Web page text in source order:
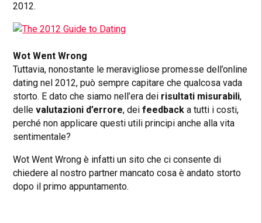
2012.
Wot Went Wrong
Tuttavia, nonostante le meravigliose promesse dell’online
dating nel 2012, può sempre capitare che qualcosa vada
storto. E dato che siamo nell’era dei risultati misurabili,
dellevalutazioni d’errore, deifeedback a tutti i costi,
perché non applicare questi utili principi anche alla vita
sentimentale?
Wot Went Wrong è infatti un sito che ci consente di
chiedere al nostro partner mancato cosa è andato storto
dopo il primo appuntamento.